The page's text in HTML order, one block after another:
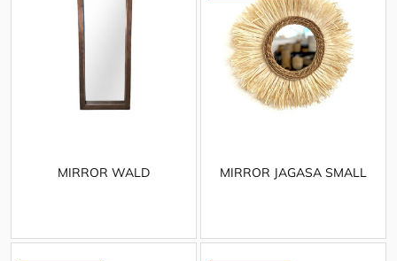
MIRROR WALD MIRROR JAGASA SMALL